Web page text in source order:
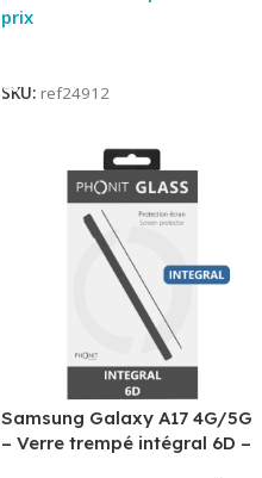
prix
SKU: ref24912
Samsung Galaxy A17 4G/5G
– Verre trempé intégral 6D –